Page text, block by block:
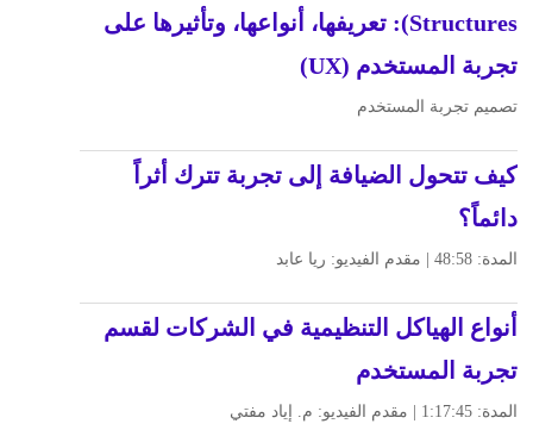
Structures): تعريفها، أنواعها، وتأثيرها على
تجربة المستخدم (UX)
تصميم تجربة المستخدم
كيف تتحول الضيافة إلى تجربة تترك أثراً
دائماً؟
المدة: 48:58 | مقدم الفيديو: ريا عابد
أنواع الهياكل التنظيمية في الشركات لقسم
تجربة المستخدم
المدة: 1:17:45 | مقدم الفيديو: م. إياد مفتي